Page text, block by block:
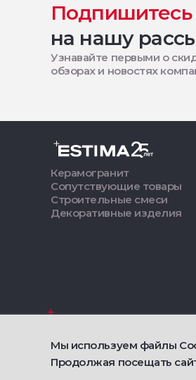
Подпишитесь
на нашу
Узнавайте первыми о
обзорах и новостях
Керамогранит
Сопутствующие товары
Строительные смеси
Декоративные изделия
2021 — 2026 © Estima
Мы используем файлы
Продолжая посещать